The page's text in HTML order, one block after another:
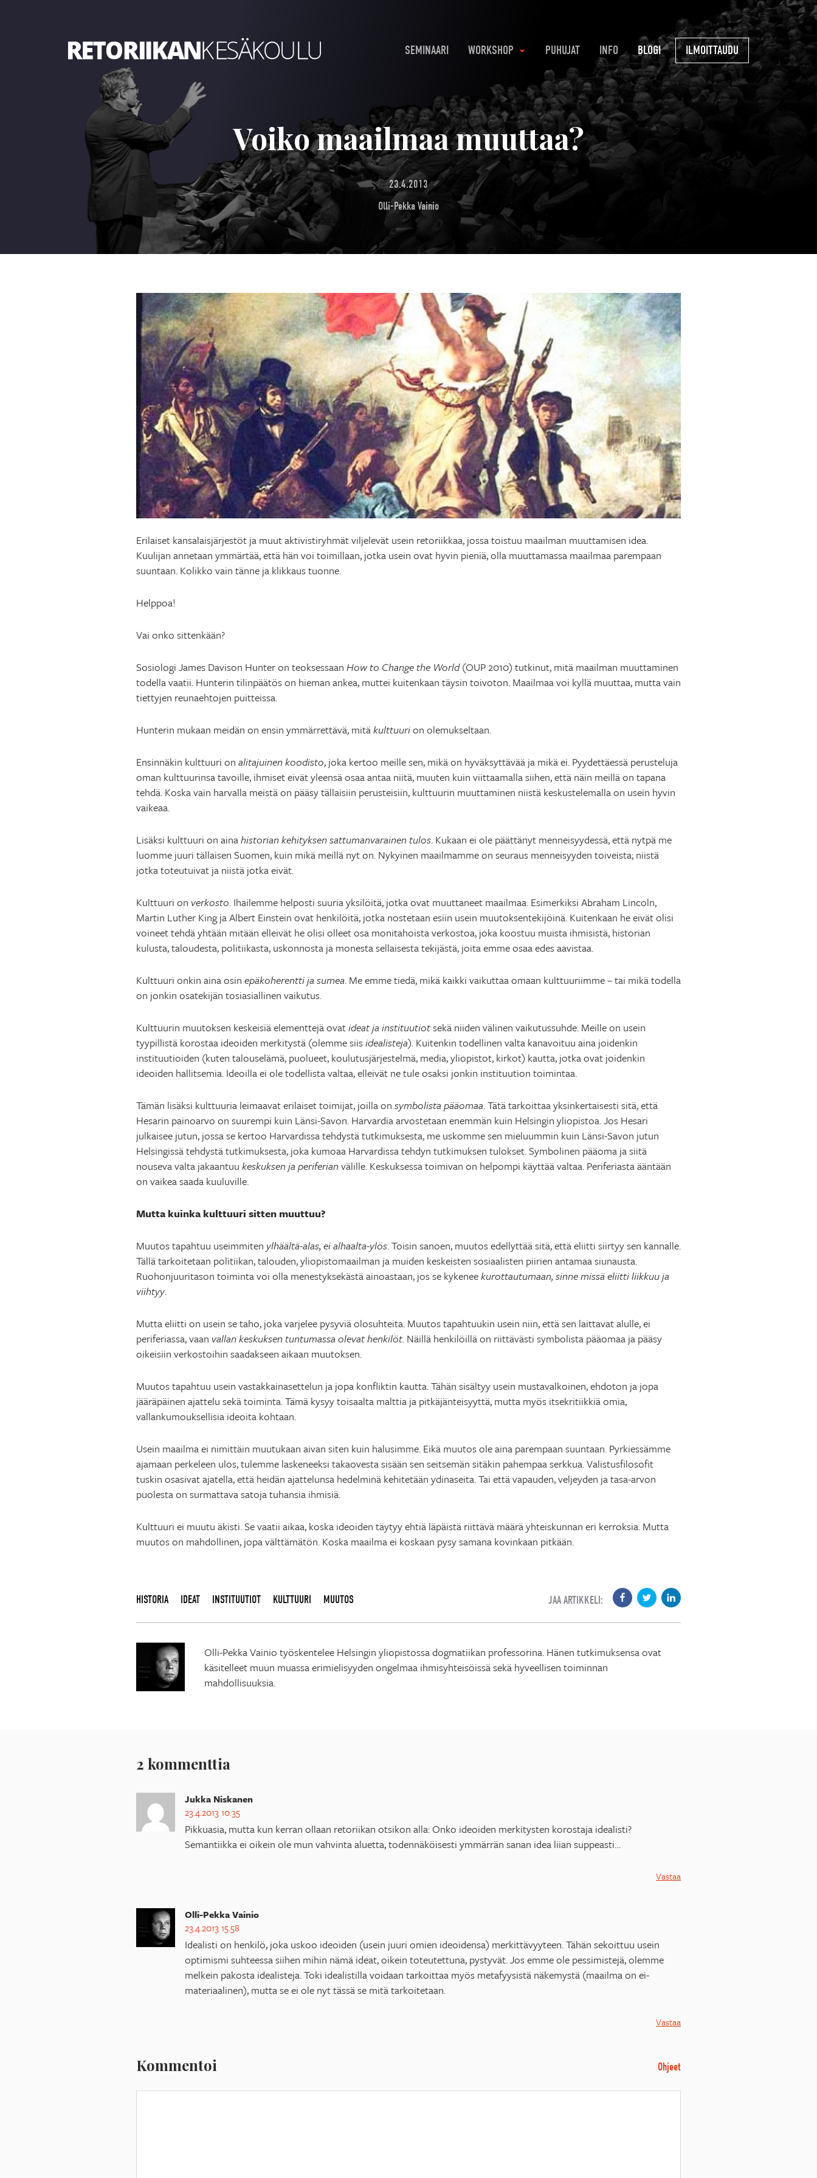
SEMINAARI WORKSHOP PUHUJAT INFO BLOGI ILMOITTAUDU
Voiko maailmaa muuttaa?
23.4.2013
Olli-Pekka Vainio
Erilaiset kansalaisjärjestöt ja muut aktivistiryhmät viljelevät usein retoriikkaa, jossa toistuu maailman muuttamisen idea.
Kuulijan annetaan ymmärtää, että hän voi toimillaan, jotka usein ovat hyvin pieniä, olla muuttamassa maailmaa parempaan
suuntaan. Kolikko vain tänne ja klikkaus tuonne.
Helppoa!
Vai onko sittenkään?
Sosiologi James Davison Hunter on teoksessaan How to Change the World(OUP 2010) tutkinut, mitä maailman muuttaminen
todella vaatii. Hunterin tilinpäätös on hieman ankea, muttei kuitenkaan täysin toivoton. Maailmaa voi kyllä muuttaa, mutta vain
tiettyjen reunaehtojen puitteissa.
Hunterin mukaan meidän on ensin ymmärrettävä, mitäkulttuurion olemukseltaan.
Ensinnäkin kulttuuri on alitajuinen koodisto, joka kertoo meille sen, mikä on hyväksyttävää ja mikä ei. Pyydettäessä perusteluja
oman kulttuurinsa tavoille, ihmiset eivät yleensä osaa antaa niitä, muuten kuin viittaamalla siihen, että näin meillä on tapana
tehdä. Koska vain harvalla meistä on pääsy tällaisiin perusteisiin, kulttuurin muuttaminen niistä keskustelemalla on usein hyvin
vaikeaa.
Lisäksi kulttuuri on ainahistorian kehityksen sattumanvarainen tulos. Kukaan ei ole päättänyt menneisyydessä, että nytpä me
luomme juuri tällaisen Suomen, kuin mikä meillä nyt on. Nykyinen maailmamme on seuraus menneisyyden toiveista; niistä
jotka toteutuivat ja niistä jotka eivät.
Kulttuuri on verkosto. Ihailemme helposti suuria yksilöitä, jotka ovat muuttaneet maailmaa. Esimerkiksi Abraham Lincoln,
Martin Luther King ja Albert Einstein ovat henkilöitä, jotka nostetaan esiin usein muutoksentekijöinä. Kuitenkaan he eivät olisi
voineet tehdä yhtään mitään elleivät he olisi olleet osa monitahoista verkostoa, joka koostuu muista ihmisistä, historian
kulusta, taloudesta, politiikasta, uskonnosta ja monesta sellaisesta tekijästä, joita emme osaa edes aavistaa.
Kulttuuri onkin aina osin epäkoherentti ja sumea. Me emme tiedä, mikä kaikki vaikuttaa omaan kulttuuriimme – tai mikä todella
on jonkin osatekijän tosiasiallinen vaikutus.
Kulttuurin muutoksen keskeisiä elementtejä ovatideat ja instituutiotsekä niiden välinen vaikutussuhde. Meille on usein
tyypillistä korostaa ideoiden merkitystä (olemme siisidealisteja). Kuitenkin todellinen valta kanavoituu aina joidenkin
instituutioiden (kuten talouselämä, puolueet, koulutusjärjestelmä, media, yliopistot, kirkot) kautta, jotka ovat joidenkin
ideoiden hallitsemia. Ideoilla ei ole todellista valtaa, elleivät ne tule osaksi jonkin instituution toimintaa.
Tämän lisäksi kulttuuria leimaavat erilaiset toimijat, joilla on symbolista pääomaa. Tätä tarkoittaa yksinkertaisesti sitä, että
Hesarin painoarvo on suurempi kuin Länsi-Savon. Harvardia arvostetaan enemmän kuin Helsingin yliopistoa. Jos Hesari
julkaisee jutun, jossa se kertoo Harvardissa tehdystä tutkimuksesta, me uskomme sen mieluummin kuin Länsi-Savon jutun
Helsingissä tehdystä tutkimuksesta, joka kumoaa Harvardissa tehdyn tutkimuksen tulokset. Symbolinen pääoma ja siitä
nouseva valta jakaantuu keskuksen ja periferianvälille. Keskuksessa toimivan on helpompi käyttää valtaa. Periferiasta ääntään
on vaikea saada kuuluville.
Mutta kuinka kulttuuri sitten muuttuu?
Muutos tapahtuu useimmiten ylhäältä-alas, ei alhaalta-ylös. Toisin sanoen, muutos edellyttää sitä, että eliitti siirtyy sen kannalle.
Tällä tarkoitetaan politiikan, talouden, yliopistomaailman ja muiden keskeisten sosiaalisten piirien antamaa siunausta.
Ruohonjuuritason toiminta voi olla menestyksekästä ainoastaan, jos se kykeneekurottautumaan, sinne missä eliitti liikkuu ja
viihtyy.
Mutta eliitti on usein se taho, joka varjelee pysyviä olosuhteita. Muutos tapahtuukin usein niin, että sen laittavat alulle, ei
periferiassa, vaan vallan keskuksen tuntumassa olevat henkilöt. Näillä henkilöillä on riittävästi symbolista pääomaa ja pääsy
oikeisiin verkostoihin saadakseen aikaan muutoksen.
Muutos tapahtuu usein vastakkainasettelun ja jopa konfliktin kautta. Tähän sisältyy usein mustavalkoinen, ehdoton ja jopa
jääräpäinen ajattelu sekä toiminta. Tämä kysyy toisaalta malttia ja pitkäjänteisyyttä, mutta myös itsekritiikkiä omia,
vallankumouksellisia ideoita kohtaan.
Usein maailma ei nimittäin muutukaan aivan siten kuin halusimme. Eikä muutos ole aina parempaan suuntaan. Pyrkiessämme
ajamaan perkeleen ulos, tulemme laskeneeksi takaovesta sisään sen seitsemän sitäkin pahempaa serkkua. Valistusfilosofit
tuskin osasivat ajatella, että heidän ajattelunsa hedelminä kehitetään ydinaseita. Tai että vapauden, veljeyden ja tasa-arvon
puolesta on surmattava satoja tuhansia ihmisiä.
Kulttuuri ei muutu äkisti. Se vaatii aikaa, koska ideoiden täytyy ehtiä läpäistä riittävä määrä yhteiskunnan eri kerroksia. Mutta
muutos on mahdollinen, jopa välttämätön. Koska maailma ei koskaan pysy samana kovinkaan pitkään.
HISTORIA IDEAT INSTITUUTIOT KULTTUURI MUUTOS JAA ARTIKKELI:
Olli-Pekka Vainio työskentelee Helsingin yliopistossa dogmatiikan professorina. Hänen tutkimuksensa ovat
käsitelleet muun muassa erimielisyyden ongelmaa ihmisyhteisöissä sekä hyveellisen toiminnan
mahdollisuuksia.
2 kommenttia
Jukka Niskanen
23.4.2013 10.35
Pikkuasia, mutta kun kerran ollaan retoriikan otsikon alla: Onko ideoiden merkitysten korostaja idealisti?
Semantiikka ei oikein ole mun vahvinta aluetta, todennäköisesti ymmärrän sanan idea liian suppeasti…
Vastaa
Olli-Pekka Vainio
23.4.2013 15.58
Idealisti on henkilö, joka uskoo ideoiden (usein juuri omien ideoidensa) merkittävyyteen. Tähän sekoittuu usein
optimismi suhteessa siihen mihin nämä ideat, oikein toteutettuna, pystyvät. Jos emme ole pessimistejä, olemme
melkein pakosta idealisteja. Toki idealistilla voidaan tarkoittaa myös metafyysistä näkemystä (maailma on ei-
materiaalinen), mutta se ei ole nyt tässä se mitä tarkoitetaan.
Vastaa
Kommentoi Ohjeet